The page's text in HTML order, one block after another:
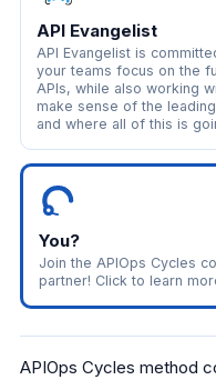
API Evangelist
API Evangelist is
your teams focus on the
APIs, while also working
make sense of the
and where all of this is
You?
Join the APIOps Cycles
partner! Click to learn
APIOps Cycles method